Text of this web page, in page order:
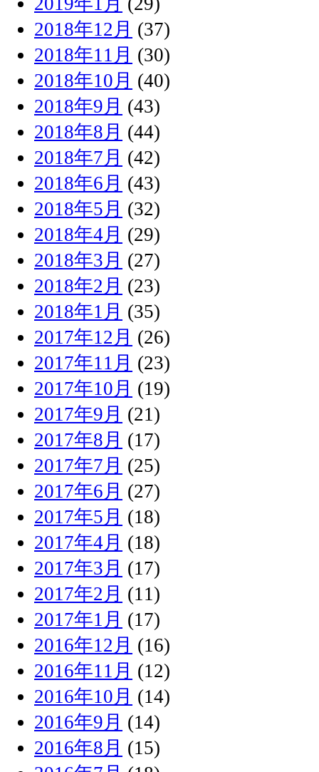
2018年12月 (37)
2018年11月 (30)
2018年10月 (40)
2018年9月 (43)
2018年8月 (44)
2018年7月 (42)
2018年6月 (43)
2018年5月 (32)
2018年4月 (29)
2018年3月 (27)
2018年2月 (23)
2018年1月 (35)
2017年12月 (26)
2017年11月 (23)
2017年10月 (19)
2017年9月 (21)
2017年8月 (17)
2017年7月 (25)
2017年6月 (27)
2017年5月 (18)
2017年4月 (18)
2017年3月 (17)
2017年2月 (11)
2017年1月 (17)
2016年12月 (16)
2016年11月 (12)
2016年10月 (14)
2016年9月 (14)
2016年8月 (15)